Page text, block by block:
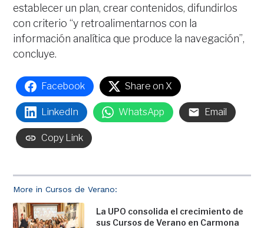
More in Cursos de Verano:
La UPO consolida el crecimiento de
sus Cursos de Verano en Carmona
establecer un plan, crear contenidos, difundirlos
con criterio “y retroalimentarnos con la
información analítica que produce la navegación”,
concluye.
Facebook Share on X
LinkedIn WhatsApp Email
Copy Link